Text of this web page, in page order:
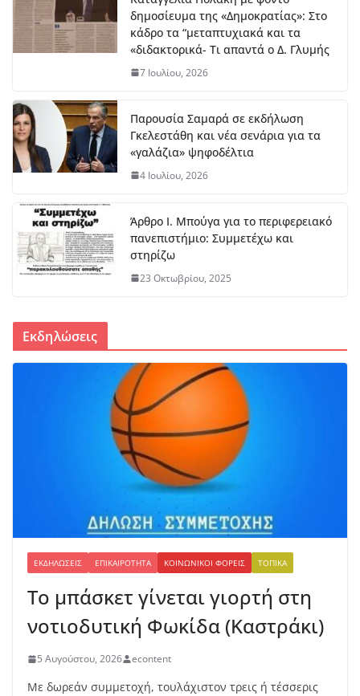
δημοσίευμα της «Δημοκρατίας»: Στο
κάδρο τα “μεταπτυχιακά και τα
«διδακτορικά- Τι απαντά ο Δ. Γλυμής
7 Ιουλίου, 2026
Παρουσία Σαμαρά σε εκδήλωση
Γκελεστάθη και νέα σενάρια για τα
«γαλάζια» ψηφοδέλτια
4 Ιουλίου, 2026
Άρθρο Ι. Μπούγα για το περιφερειακό
πανεπιστήμιο: Συμμετέχω και
στηρίζω
23 Οκτωβρίου, 2025
Εκδηλώσεις
ΕΚΔΗΛΏΣΕΙΣ ΕΠΙΚΑΙΡΌΤΗΤΑ ΚΟΙΝΩΝΙΚΟΊ ΦΟΡΕΊΣ ΤΟΠΙΚΆ
Το μπάσκετ γίνεται γιορτή στη
νοτιοδυτική Φωκίδα (Καστράκι)
5 Αυγούστου, 2026 econtent
Με δωρεάν συμμετοχή, τουλάχιστον τρεις ή τέσσερις